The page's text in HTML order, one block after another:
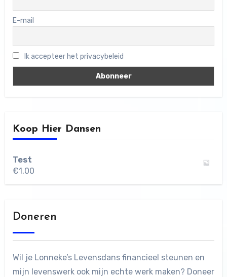
E-mail
Ik accepteer het privacybeleid
Koop Hier Dansen
Test
€1,00
Doneren
Wil je Lonneke’s Levensdans financieel steunen en
mijn levenswerk ook mijn echte werk maken? Doneer